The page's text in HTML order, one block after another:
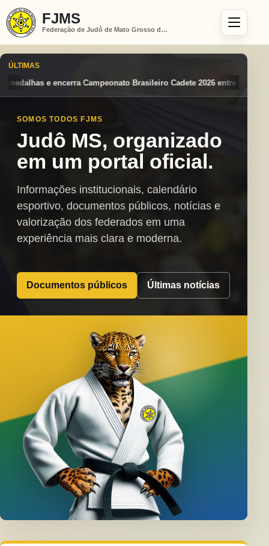
FJMS
Federação de Judô de Mato Grosso do Sul
ÚLTIMAS
Brasileiro Cadete 2026 entre os destaques nacionais Mato Grosso
SOMOS TODOS FJMS
Judô MS, organizado
em um portal oficial.
Informações institucionais, calendário
esportivo, documentos públicos, notícias e
valorização dos federados em uma
experiência mais clara e moderna.
Documentos públicos Últimas notícias